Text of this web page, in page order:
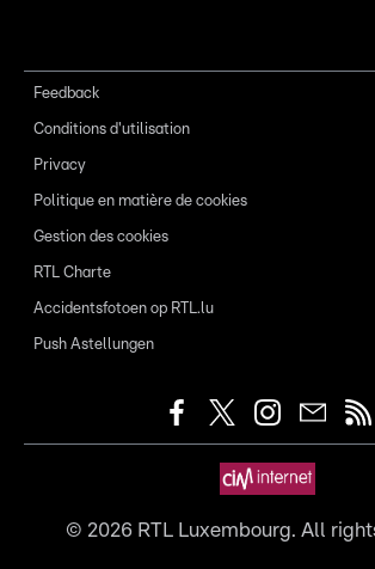
Feedback
Conditions d'utilisation
Privacy
Politique en matière de cookies
Gestion des cookies
RTL Charte
Accidentsfotoen op RTL.lu
Push Astellungen
© 2026RTL Luxembourg. All